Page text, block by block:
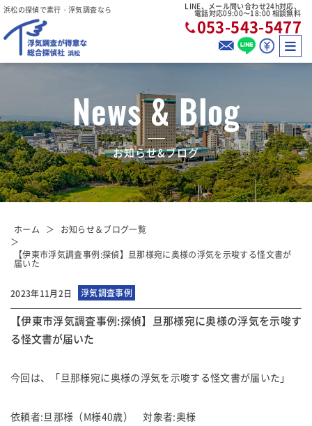
浜松の探偵で素行・浮気調査なら LINE、メール問い合わせ24h対応、
電話対応09:00〜18:00 相談無料
053-543-5477
News & Blog
お知らせ&ブログ
ホーム お知らせ＆ブログ一覧
【伊東市浮気調査事例:探偵】旦那様宛に奥様の浮気を示唆する怪文書が
届いた
2023年11月2日 浮気調査事例
【伊東市浮気調査事例:探偵】旦那様宛に奥様の浮気を示唆す
る怪文書が届いた
今回は、「旦那様宛に奥様の浮気を示唆する怪文書が届いた」
依頼者:旦那様（M様40歳） 対象者:奥様